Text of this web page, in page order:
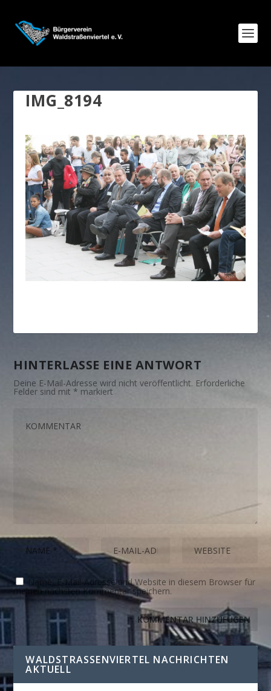
IMG_8194
HINTERLASSE EINE ANTWORT
Deine E-Mail-Adresse wird nicht veröffentlicht. Erforderliche
Felder sind mit * markiert
Name, E-Mail-Adresse und Website in diesem Browser für
meinen nächsten Kommentar speichern.
WALDSTRASSENVIERTEL NACHRICHTEN A
KTUELL